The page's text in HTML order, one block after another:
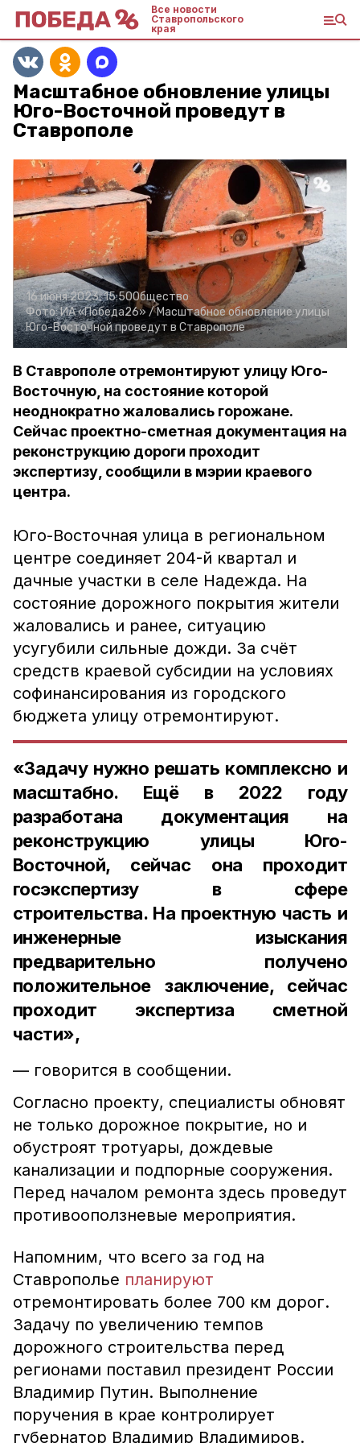
Все новости
Ставропольского
края
Масштабное обновление улицы
Юго-Восточной проведут в
Ставрополе
16 июня 2023, 15:50Общество
Фото:ИА «Победа26» / Масштабное обновление улицы
Юго-Восточной проведут в Ставрополе
В Ставрополе отремонтируют улицу Юго-
Восточную, на состояние которой
неоднократно жаловались горожане.
Сейчас проектно-сметная документация на
реконструкцию дороги проходит
экспертизу, сообщили в мэрии краевого
центра.
Юго-Восточная улица в региональном
центре соединяет 204-й квартал и
дачные участки в селе Надежда. На
состояние дорожного покрытия жители
жаловались и ранее, ситуацию
усугубили сильные дожди. За счёт
средств краевой субсидии на условиях
софинансирования из городского
бюджета улицу отремонтируют.
«Задачу нужно решать комплексно и
масштабно. Ещё в 2022 году
разработана документация на
реконструкцию улицы Юго-
Восточной, сейчас она проходит
госэкспертизу в сфере
строительства. На проектную часть и
инженерные изыскания
предварительно получено
положительное заключение, сейчас
проходит экспертиза сметной
части»,
— говорится в сообщении.
Согласно проекту, специалисты обновят
не только дорожное покрытие, но и
обустроят тротуары, дождевые
канализации и подпорные сооружения.
Перед началом ремонта здесь проведут
противооползневые мероприятия.
Напомним, что всего за год на
Ставрополье планируют
отремонтировать более 700 км дорог.
Задачу по увеличению темпов
дорожного строительства перед
регионами поставил президент России
Владимир Путин. Выполнение
поручения в крае контролирует
губернатор Владимир Владимиров.